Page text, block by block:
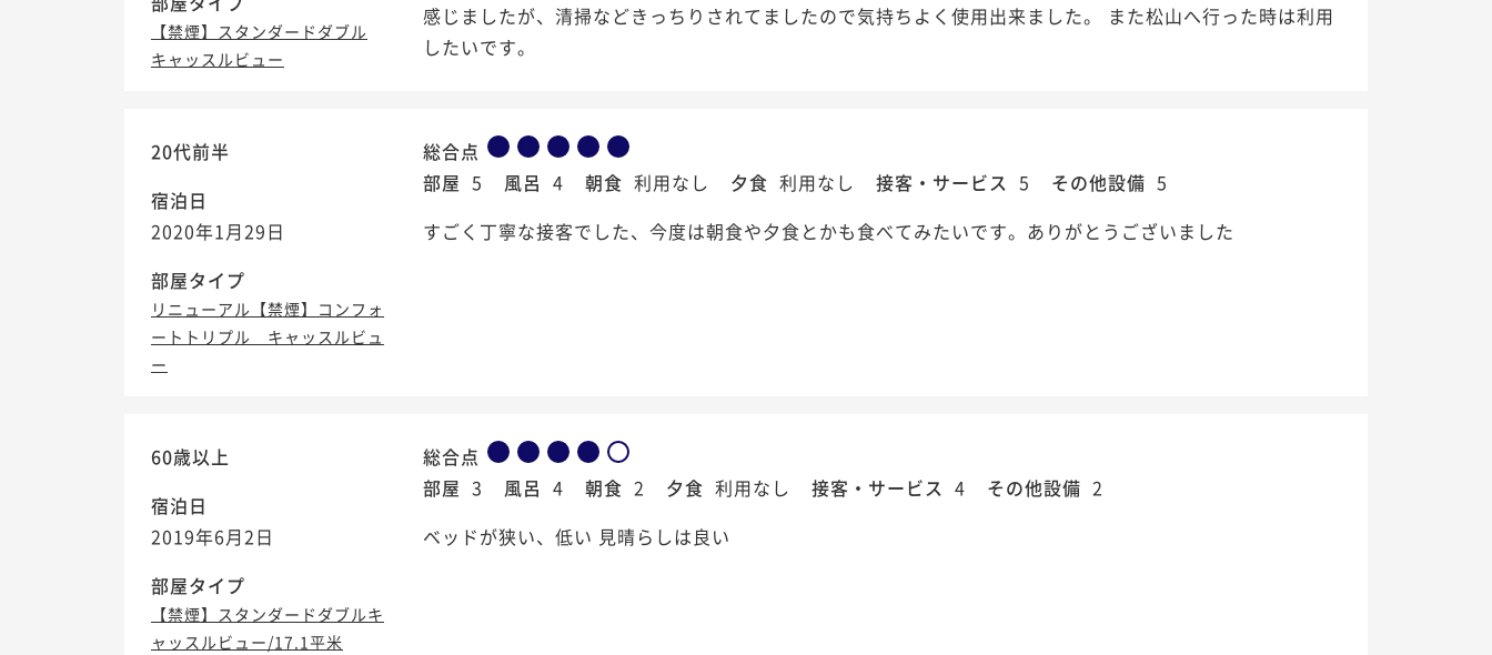
【禁煙】スタンダードダブル
キャッスルビュー
感じましたが、清掃などきっちりされてましたので気持ちよく使用出来ました。 また松山へ行った時は利用
したいです。
20代前半
宿泊日
2020年1月29日
部屋タイプ
リニューアル【禁煙】コンフォ
ートトリプル キャッスルビュ
ー
総合点
部屋 5 風呂 4 朝食 利用なし 夕食 利用なし 接客・サービス 5 その他設備 5
すごく丁寧な接客でした、今度は朝食や夕食とかも食べてみたいです。ありがとうございました
60歳以上
宿泊日
2019年6月2日
部屋タイプ
【禁煙】スタンダードダブルキ
ャッスルビュー/17.1平米
総合点
部屋 3 風呂 4 朝食 2 夕食 利用なし 接客・サービス 4 その他設備 2
ベッドが狭い、低い 見晴らしは良い